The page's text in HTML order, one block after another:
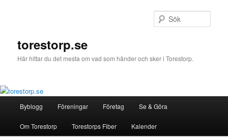
torestorp.se
Här hittar du det mesta om vad som händer och sker i Torestorp.
Byblogg Föreningar Företag Se & Göra
Om Torestorp Torestorps Fiber Kalender